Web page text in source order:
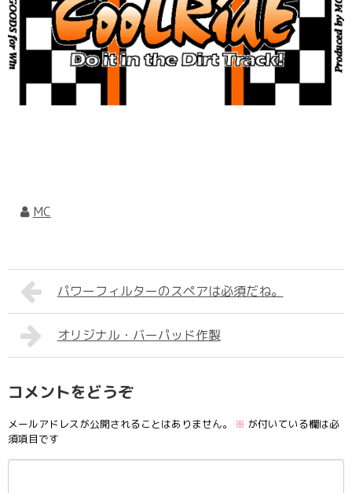
MC
パワーフィルターのスペアは必須だね。
オリジナル・バーパッド作製
コメントをどうぞ
メールアドレスが公開されることはありません。 ※ が付いている欄は必
須項目です